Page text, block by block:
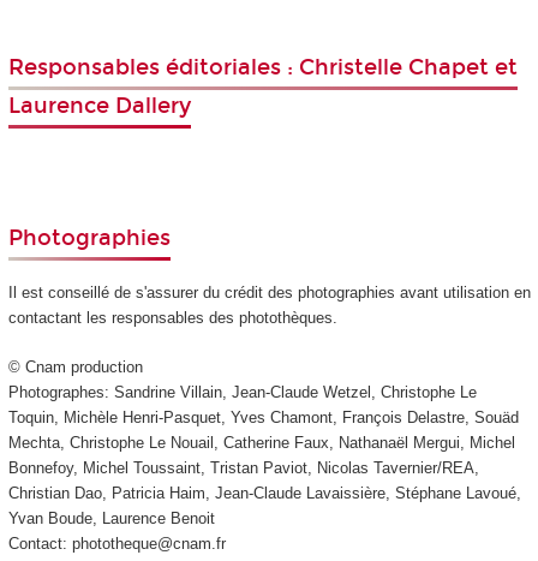
Responsables éditoriales : Christelle Chapet et
Laurence Dallery
Photographies
Il est conseillé de s'assurer du crédit des photographies avant utilisation en
contactant les responsables des photothèques.
© Cnam production
Photographes: Sandrine Villain, Jean-Claude Wetzel, Christophe Le
Toquin, Michèle Henri-Pasquet, Yves Chamont, François Delastre, Souäd
Mechta, Christophe Le Nouail, Catherine Faux, Nathanaël Mergui, Michel
Bonnefoy, Michel Toussaint, Tristan Paviot, Nicolas Tavernier/REA,
Christian Dao, Patricia Haim, Jean-Claude Lavaissière, Stéphane Lavoué,
Yvan Boude, Laurence Benoit
Contact: phototheque@cnam.fr